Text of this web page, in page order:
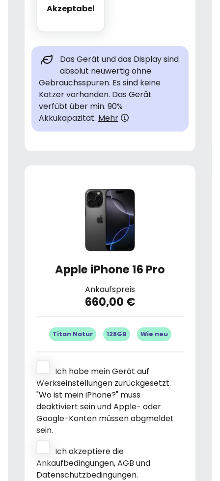
Akzeptabel
Akzeptabel
Das Gerät und das Display sind
absolut neuwertig ohne
Gebrauchsspuren. Es sind keine
Katzer vorhanden. Das Gerät
verfübt über min. 90%
Akkukapazität. Mehr
Apple iPhone 16 Pro
Ankaufspreis
660,00 €
Titan Natur 128GB Wie neu
Ich habe mein Gerät auf
Werkseinstellungen zurückgesetzt.
"Wo ist mein iPhone?" muss
deaktiviert sein und Apple- oder
Google-Konten müssen abgmeldet
sein.
Ich akzeptiere die
Ankaufbedingungen, AGB und
Datenschutzbedingungen.